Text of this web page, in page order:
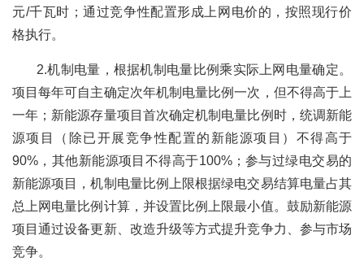
元/千瓦时；通过竞争性配置形成上网电价的，按照现行价
格执行。
2.机制电量，根据机制电量比例乘实际上网电量确定。
项目每年可自主确定次年机制电量比例一次，但不得高于上
一年；新能源存量项目首次确定机制电量比例时，统调新能
源项目（除已开展竞争性配置的新能源项目）不得高于
90%，其他新能源项目不得高于100%；参与过绿电交易的
新能源项目，机制电量比例上限根据绿电交易结算电量占其
总上网电量比例计算，并设置比例上限最小值。鼓励新能源
项目通过设备更新、改造升级等方式提升竞争力、参与市场
竞争。